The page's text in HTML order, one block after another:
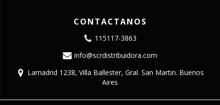
CONTACTANOS
115117-3863
info@scrdistribuidora.com
Lamadrid 1238, Villa Ballester, Gral. San Martin. Buenos
Aires